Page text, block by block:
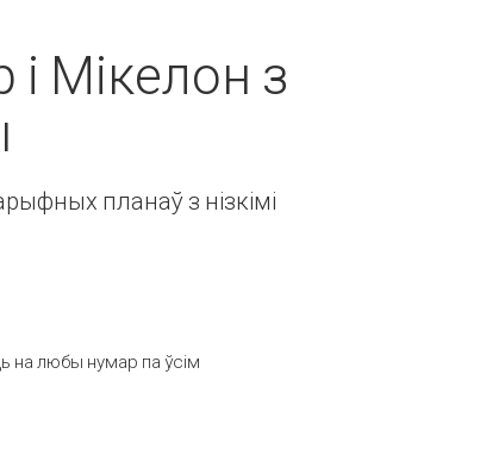
і Мікелон з
планаў з нізкімі
на любы нумар па ўсім